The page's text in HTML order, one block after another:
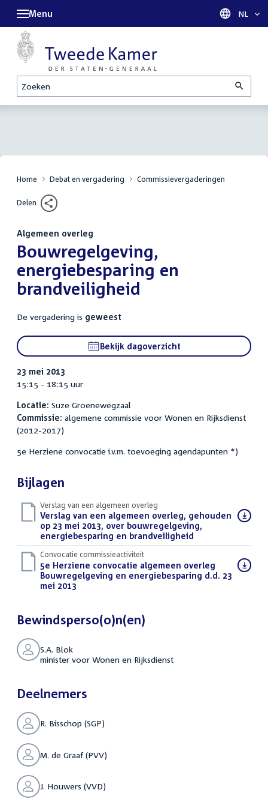
Zoeken
Menu Taal
NL
Home Debat en vergadering Commissievergaderingen
Delen
Algemeen overleg
:Bouwregelgeving,
energiebesparing en
brandveiligheid
De vergadering is geweest
Bekijk dagoverzicht
23 mei 2013
15:15 - 18:15 uur
Locatie: Suze Groenewegzaal
Commissie: algemene commissie voor Wonen en Rijksdienst
(2012-2017)
5e Herziene convocatie i.v.m. toevoeging agendapunten *)
Bijlagen
Verslag van een algemeen overleg
Download
bestand:
Verslag van een algemeen overleg, gehouden
op 23 mei 2013, over bouwregelgeving,
energiebesparing en brandveiligheid
Convocatie commissieactiviteit
Download
bestand:
5e Herziene convocatie algemeen overleg
Bouwregelgeving en energiebesparing d.d. 23
mei 2013
Bewindsperso(o)n(en)
S.A. Blok
minister voor Wonen en Rijksdienst
Deelnemers
R. Bisschop (SGP)
M. de Graaf (PVV)
J. Houwers (VVD)